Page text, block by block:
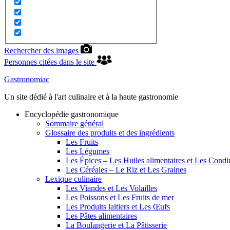
Rechercher des images
Personnes citées dans le site
Gastronomiac
Un site dédié à l'art culinaire et à la haute gastronomie
Encyclopédie gastronomique
Sommaire général
Glossaire des produits et des ingrédients
Les Fruits
Les Légumes
Les Épices – Les Huiles alimentaires et Les
Les Céréales – Le Riz et Les Graines
Lexique culinaire
Les Viandes et Les Volailles
Les Poissons et Les Fruits de mer
Les Produits laitiers et Les Œufs
Les Pâtes alimentaires
La Boulangerie et La Pâtisserie